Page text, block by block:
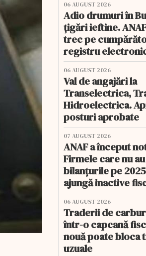
06 AUGUST 2026
Adio drumuri în
țigări ieftine.
trec pe
registru
06 AUGUST 2026
Val de angajări la
Transelectrica,
Hidroelectrica.
posturi aprobate
07 AUGUST 2026
ANAF a început
Firmele care nu
bilanțurile pe
ajungă inactive
06 AUGUST 2026
Traderii de
într-o capcană
nouă poate bloca
uzuale